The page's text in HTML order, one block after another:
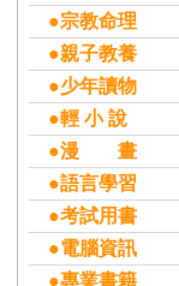
●宗教命理
●親子教養
●少年讀物
●輕 小 說
●漫 畫
●語言學習
●考試用書
●電腦資訊
●專業書籍